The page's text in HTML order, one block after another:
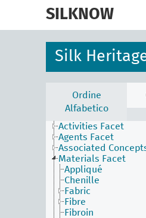
SILKNOW
Silk
Ordine
Alfabetico
Activities Facet
Agents Facet
Associated
Materials Facet
Appliqué
Chenille
Fabric
Fibre
Fibroin